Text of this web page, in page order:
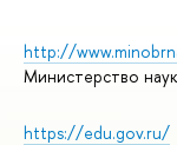
http://
Министерство
https://edu.gov.ru/